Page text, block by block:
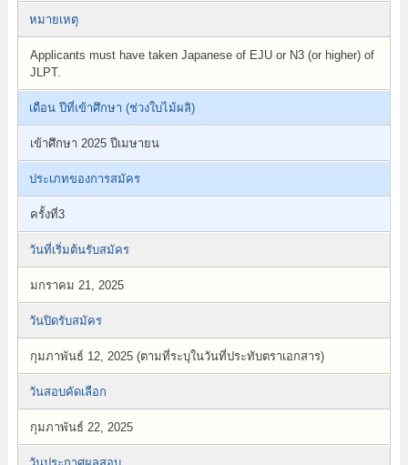
หมายเหตุ
Applicants must have taken Japanese of EJU or N3 (or higher) of
JLPT.
เดือน ปีที่เข้าศึกษา (ช่วงใบไม้ผลิ)
เข้าศึกษา 2025 ปีเมษายน
ประเภทของการสมัคร
ครั้งที่3
วันที่เริ่มต้นรับสมัคร
มกราคม 21, 2025
วันปิดรับสมัคร
กุมภาพันธ์ 12, 2025 (ตามที่ระบุในวันที่ประทับตราเอกสาร)
วันสอบคัดเลือก
กุมภาพันธ์ 22, 2025